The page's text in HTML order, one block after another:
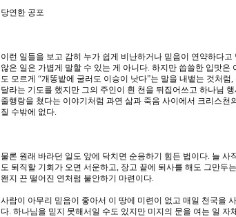
당연한 공포
이런 일들을 보고 감히 누가 쉽게 비난하거나 믿음이 연약하다고
않은 일은 가볍게 말할 수 있는 게 아니다. 하지만 씁쓸한 입맛은
도 모르게 “개똥밭에 굴러도 이승이 낫다”는 말을 내뱉는 것처
달라는 기도를 했지만 그의 주인이 흰 천을 뒤집어쓰고 하나님
줄행랑을 쳤다는 이야기처럼 과연 삶과 죽음 사이에서 크리스천
질 수밖에 없다.
물론 원래 바라던 일도 앞에 닥치면 순응하기 힘든 법이다. 늘 사
도 퇴직할 기회가 오면 서운하고, 장고 끝에 퇴사를 해도 그만두
왠지 끈 떨어진 연처럼 불안하기 마련이다.​
사람이 아무리 믿음이 좋아서 이 땅에 미련이 없고 매일 천국을
다. 하나님을 믿지 못해서일 수도 있지만 미지의 문을 여는 일 자